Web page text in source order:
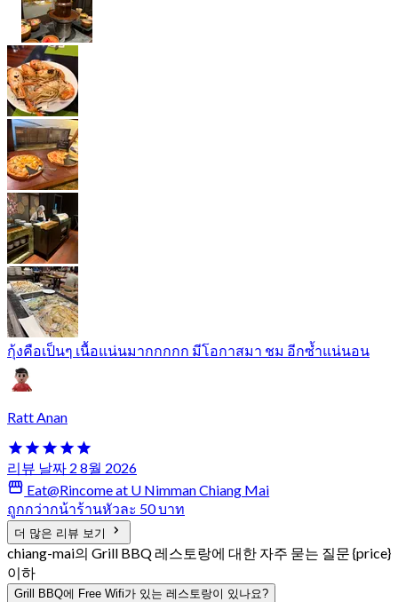
กุ้งคือเป็นๆ เนื้อแน่นมากกกกก มีโอกาสมา ชม อีกซ้ำแน่นอน
Ratt Anan
리뷰 날짜 2 8월 2026
Eat@Rincome at U Nimman Chiang Mai
ถูกกว่ากน้าร้านหัวละ 50 บาท
더 많은 리뷰 보기
chiang-mai의 Grill BBQ 레스토랑에 대한 자주 묻는 질문 {price}
이하
Grill BBQ에 Free Wifi가 있는 레스토랑이 있나요?